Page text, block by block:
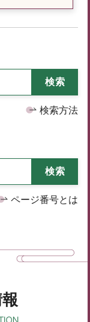
検索方法
ページ番号とは